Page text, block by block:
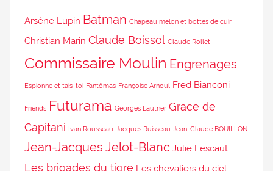
Arsène Lupin Batman Chapeau melon et bottes de cuir
Christian Marin Claude Boissol Claude Rollet
Commissaire Moulin Engrenages
Espionne et tais-toi Fantômas Françoise Arnoul Fred Bianconi
Friends Futurama Georges Lautner Grace de
Capitani
Ivan Rousseau Jacques Ruisseau Jean-Claude BOUILLON
Jean-Jacques Jelot-Blanc Julie Lescaut
Les brigades du tigre Les chevaliers du ciel